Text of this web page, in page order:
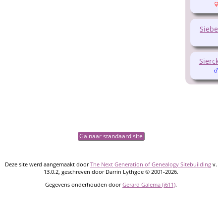
Siebe
Sierck
Ga naar standaard site
Deze site werd aangemaakt doorThe Next Generation of Genealogy Sitebuilding v.
13.0.2, geschreven door Darrin Lythgoe © 2001-2026.
Gegevens onderhouden doorGerard Galema (i611).